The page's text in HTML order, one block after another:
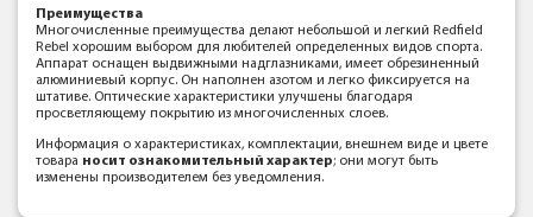
Преимущества
Многочисленные преимущества делают небольшой и легкий Redfield
Rebel хорошим выбором для любителей определенных видов спорта.
Аппарат оснащен выдвижными надглазниками, имеет обрезиненный
алюминиевый корпус. Он наполнен азотом и легко фиксируется на
штативе. Оптические характеристики улучшены благодаря
просветляющему покрытию из многочисленных слоев.
Информация о характеристиках, комплектации, внешнем виде и цвете
товара носит ознакомительный характер; они могут быть
изменены производителем без уведомления.